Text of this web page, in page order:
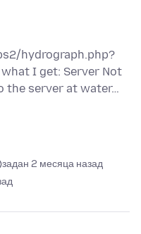
hydrograph.php?
I get: Server Not
the server at water…
задан 2 месяца назад